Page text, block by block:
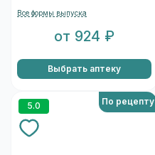
Все формы выпуска
от 924 ₽
Выбрать аптеку
5.0 По рецепту